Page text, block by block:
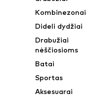
Kombinezonai
Dideli dydžiai
Drabužiai
nėščiosioms
Batai
Sportas
Aksesuarai